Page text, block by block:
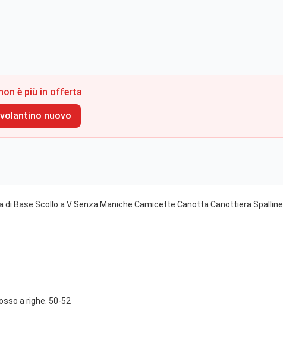
è più in offerta
nuovo
Base Scollo a V Senza Maniche Camicette Canotta Canottiera Spalline
a righe. 50-52